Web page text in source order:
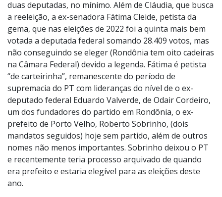
duas deputadas, no mínimo. Além de Cláudia, que busca
a reeleição, a ex-senadora Fátima Cleide, petista da
gema, que nas eleições de 2022 foi a quinta mais bem
votada a deputada federal somando 28.409 votos, mas
não conseguindo se eleger (Rondônia tem oito cadeiras
na Câmara Federal) devido a legenda. Fátima é petista
“de carteirinha”, remanescente do período de
supremacia do PT com lideranças do nível de o ex-
deputado federal Eduardo Valverde, de Odair Cordeiro,
um dos fundadores do partido em Rondônia, o ex-
prefeito de Porto Velho, Roberto Sobrinho, (dois
mandatos seguidos) hoje sem partido, além de outros
nomes não menos importantes. Sobrinho deixou o PT
e recentemente teria processo arquivado de quando
era prefeito e estaria elegível para as eleições deste
ano.